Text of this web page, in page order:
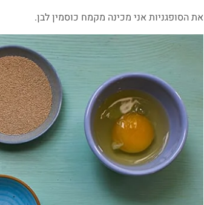
את הסופגניות אני מכינה מקמח כוסמין לבן.